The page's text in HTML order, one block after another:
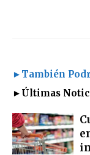
►También
►Últimas